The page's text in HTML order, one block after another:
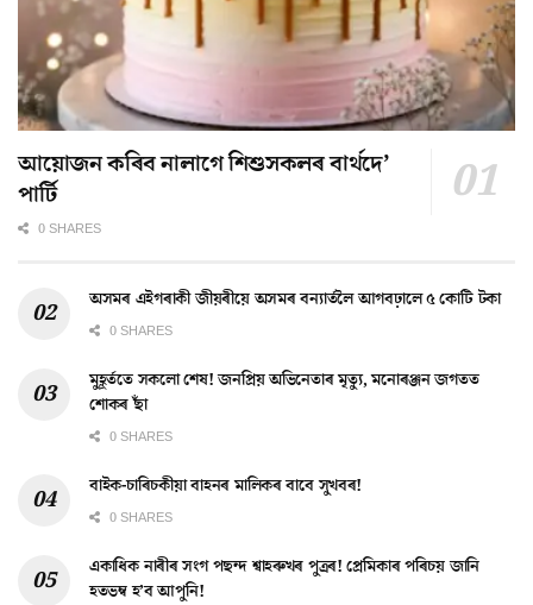
আয়োজন কৰিব নালাগে শিশুসকলৰ বাৰ্থদে’
পাৰ্টি
0 SHARES
অসমৰ এইগৰাকী জীয়ৰীয়ে অসমৰ বন্যাৰ্তলৈ আগবঢ়ালে ৫ কোটি টকা
0 SHARES
মুহূৰ্ততে সকলো শেষ! জনপ্ৰিয় অভিনেতাৰ মৃত্যু, মনোৰঞ্জন জগতত
শোকৰ ছাঁ
0 SHARES
বাইক-চাৰিচকীয়া বাহনৰ মালিকৰ বাবে সুখবৰ!
0 SHARES
একাধিক নাৰীৰ সংগ পছন্দ শ্বাহৰুখৰ পুত্ৰৰ! প্ৰেমিকাৰ পৰিচয় জানি
হতভম্ব হ’ব আপুনি!